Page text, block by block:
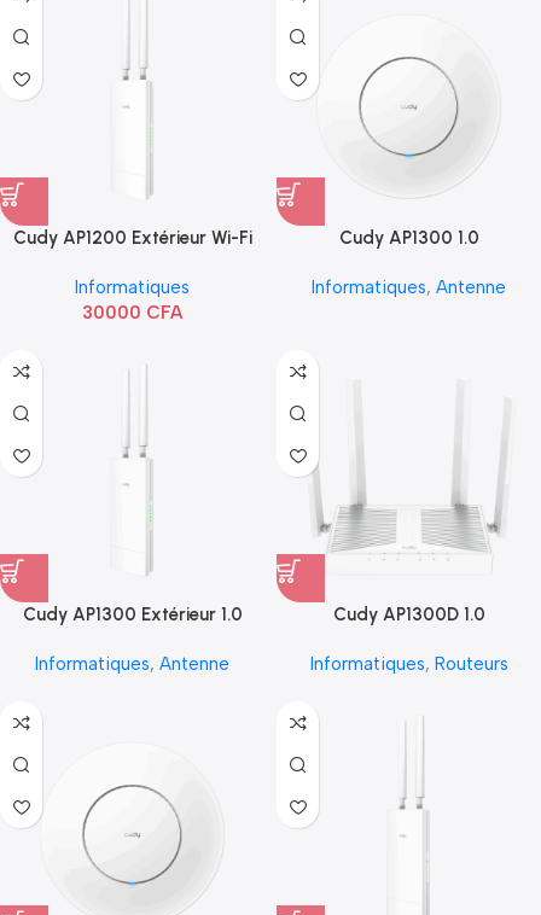
Cudy AP1200 Extérieur Wi-Fi
Informatiques
30000 CFA
Cudy AP1300 1.0
Informatiques, Antenne
Cudy AP1300 Extérieur 1.0
Informatiques, Antenne
Cudy AP1300D 1.0
Informatiques, Routeurs